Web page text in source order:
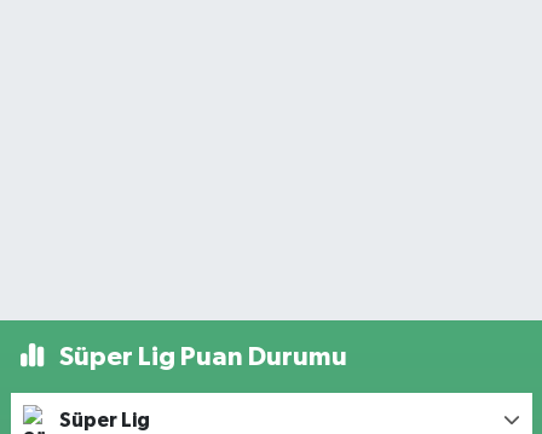
Süper Lig Puan Durumu
Süper Lig